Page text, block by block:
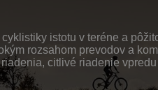
istotu v teréne a
rozsahom prevodov a
citlivé riadenie